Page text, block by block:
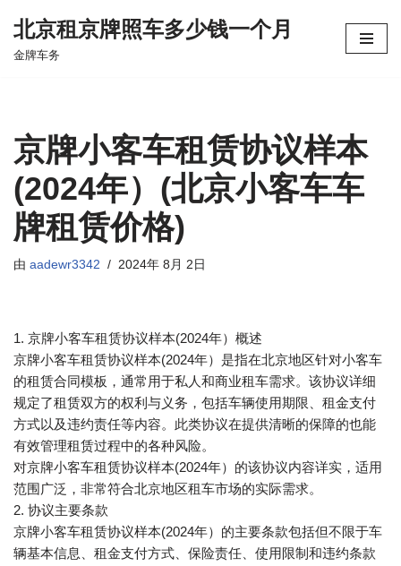
跳
北京租京牌照车多少钱一个月
金牌车务
京牌小客车租赁协议样本
(2024年）(北京小客车车
牌租赁价格)
由 aadewr3342 2024年 8月 2日
1. 京牌小客车租赁协议样本(2024年）概述
京牌小客车租赁协议样本(2024年）是指在北京地区针对小客车
的租赁合同模板，通常用于私人和商业租车需求。该协议详细
规定了租赁双方的权利与义务，包括车辆使用期限、租金支付
方式以及违约责任等内容。此类协议在提供清晰的保障的也能
有效管理租赁过程中的各种风险。
对京牌小客车租赁协议样本(2024年）的该协议内容详实，适用
范围广泛，非常符合北京地区租车市场的实际需求。
2. 协议主要条款
京牌小客车租赁协议样本(2024年）的主要条款包括但不限于车
辆基本信息、租金支付方式、保险责任、使用限制和违约条款